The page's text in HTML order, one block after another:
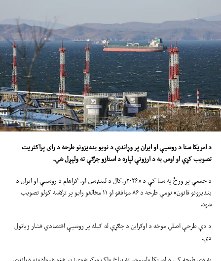
د امریکا سنا د روسیې او ایران پر وړاندې د نویو بندیزونو طرحهد رایپراکثریت
تصویب کړې او اوس به د ارزونې لپاره د استازو جرګې ته ولېږل شي.
د جمعې پر ورځ په سنا کې د «۲۰۲۶ز.کال د لینډسي او. ګراهام د روسیې او ایران د
بندیزونو قانون» نومې طرحه د ۸۶ موافقو او ۱۱ مخالفو رایو پر ترلاسه کولو تصویب
شوه.
د دې طرحې اصلي موخه د اوکراین د جګړې له کبله پر روسیې اقتصادي فشار زیاتول
دي.